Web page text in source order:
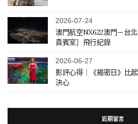
2026-07-24
澳門航空NX622澳門－台
貴賓室］飛行紀錄
2026-06-27
影評心得｜《揭密日》比
決心
近期留言